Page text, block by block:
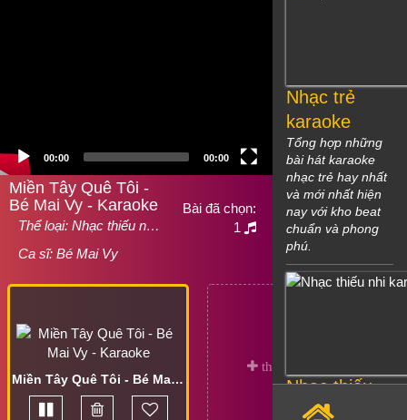
00:00 00:00
Miền Tây Quê Tôi -
Bé Mai Vy - Karaoke
Thể loại: Nhạc thiếu n…
Ca sĩ: Bé Mai Vy
Bài đã chọn:
1
Miền Tây Quê Tôi - Bé Mai Vy - Karaoke
Nhạc trẻ
karaoke
Tổng hợp những
bài hát karaoke
nhạc trẻ hay nhất
và mới nhất hiện
nay với kho beat
chuẩn và phong
phú.
Nhạc thiếu
nhi karaoke